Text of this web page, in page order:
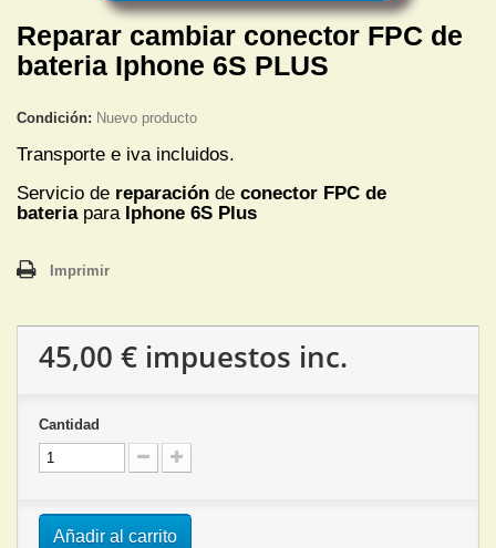
Reparar cambiar conector FPC de
bateria Iphone 6S PLUS
Condición: Nuevo producto
Transporte e iva incluidos.
Servicio de reparación de conector FPC de
bateria para Iphone 6S Plus
Imprimir
45,00 € impuestos inc.
Cantidad
Añadir al carrito